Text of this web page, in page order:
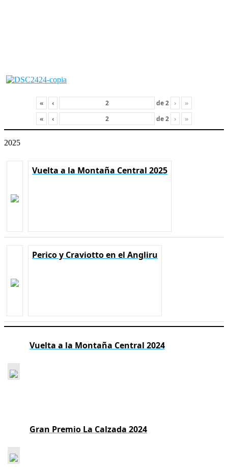
« ‹ de2 ›
»
«
‹ de2 › »
2025
Vuelta a la Montaña Central 2025
Perico y Craviotto en el Angliru
Vuelta a la Montaña Central 2024
Gran Premio La Calzada 2024